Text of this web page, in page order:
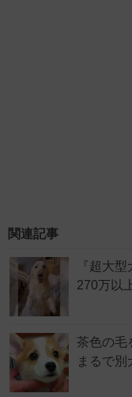
関連記事
『超大
270万以
茶色の
まるで